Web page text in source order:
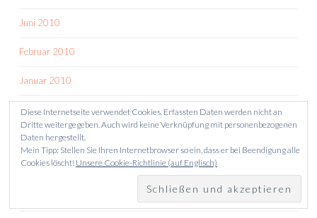
Juni 2010
Februar 2010
Januar 2010
Dezember 2009
November 2009
Oktober 2009
Diese Internetseite verwendet Cookies. Erfassten Daten werden nicht an
Dritte weitergegeben. Auch wird keine Verknüpfung mit personenbezogenen
Daten hergestellt.
Mein Tipp: Stellen Sie Ihren Internetbrowser so ein, dass er bei Beendigung alle
Cookies löscht! Unsere Cookie-Richtlinie (auf Englisch)